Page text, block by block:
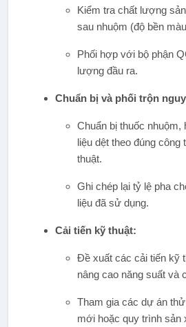
Kiểm tra chất lượng
sau nhuộm (độ bền
Phối hợp với bộ phận
lượng đầu ra.
Chuẩn bị và phối trộn
Chuẩn bị thuốc nhuộm,
liệu dệt theo đúng
thuật.
Ghi chép lại tỷ lệ pha
liệu đã sử dụng.
Cải tiến kỹ thuật:
Đề xuất các cải tiến kỹ
nâng cao năng suất và
Tham gia các dự án
mới hoặc quy trình sản